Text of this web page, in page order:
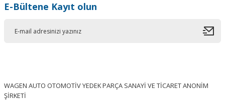
E-Bültene Kayıt olun
WAGEN AUTO OTOMOTİV YEDEK PARÇA SANAYİ VE TİCARET ANONİM
ŞİRKETİ